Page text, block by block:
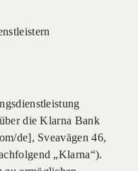
die Klarna Bank
de], Sveavägen 46,
„Klarna“).